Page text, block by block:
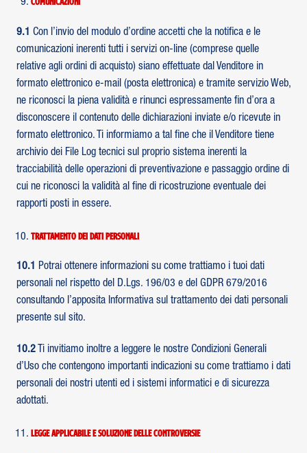
9.1 Con l’invio del modulo d’ordine accetti che la notifica e le
comunicazioni inerenti tutti i servizi on-line (comprese quelle
relative agli ordini di acquisto) siano effettuate dal Venditore in
formato elettronico e-mail (posta elettronica) e tramite servizio Web,
ne riconosci la piena validità e rinunci espressamente fin d’ora a
disconoscere il contenuto delle dichiarazioni inviate e/o ricevute in
formato elettronico. Ti informiamo a tal fine che il Venditore tiene
archivio dei File Log tecnici sul proprio sistema inerenti la
tracciabilità delle operazioni di preventivazione e passaggio ordine di
cui ne riconosci la validità al fine di ricostruzione eventuale dei
rapporti posti in essere.
Trattamento dei dati personali
10.1 Potrai ottenere informazioni su come trattiamo i tuoi dati
personali nel rispetto del D.Lgs. 196/03 e del GDPR 679/2016
consultando l’apposita Informativa sul trattamento dei dati personali
presente sul sito.
10.2 Ti invitiamo inoltre a leggere le nostre Condizioni Generali
d’Uso che contengono importanti indicazioni su come trattiamo i dati
personali dei nostri utenti ed i sistemi informatici e di sicurezza
adottati.
Legge applicabile e soluzione delle controversie